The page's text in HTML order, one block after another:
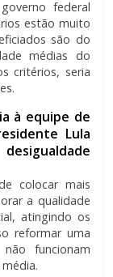
federal
estão muito
são do
médias do
critérios, seria
à equipe de
Lula
colocar mais
a qualidade
atingindo os
reformar uma
funcionam